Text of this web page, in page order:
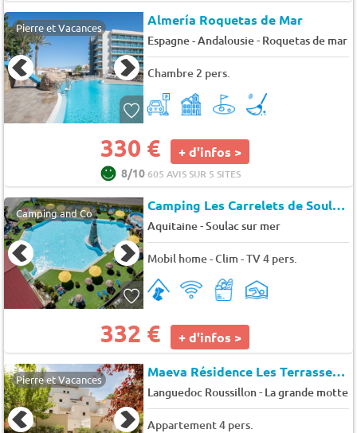
Pierre et Vacances Almería Roquetas de Mar
Espagne - Andalousie- Roquetas de mar
Chambre 2 pers.
330 € + d'infos >
8/10605 AVIS SUR 5 SITES
Camping and Co Camping Les Carrelets de Soulac
Aquitaine-Soulac sur mer
Mobil home - Clim - TV 4 pers.
332 € + d'infos >
Pierre et Vacances Maeva Résidence Les Terrasses du Parc
Languedoc Roussillon- La grande motte
Appartement 4 pers.